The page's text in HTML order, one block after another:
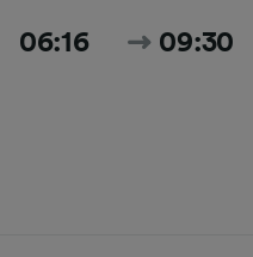
06:16 09:30